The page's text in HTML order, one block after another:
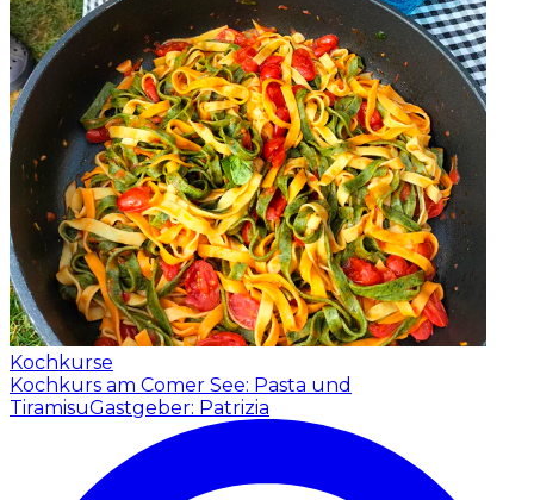
Kochkurse
Kochkurs am Comer See: Pasta und
TiramisuGastgeber: Patrizia